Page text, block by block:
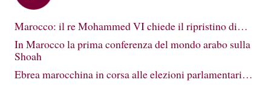
Marocco: il re Mohammed VI chiede il ripristino di…
In Marocco la prima conferenza del mondo arabo sulla
Shoah
Ebrea marocchina in corsa alle elezioni parlamentari…